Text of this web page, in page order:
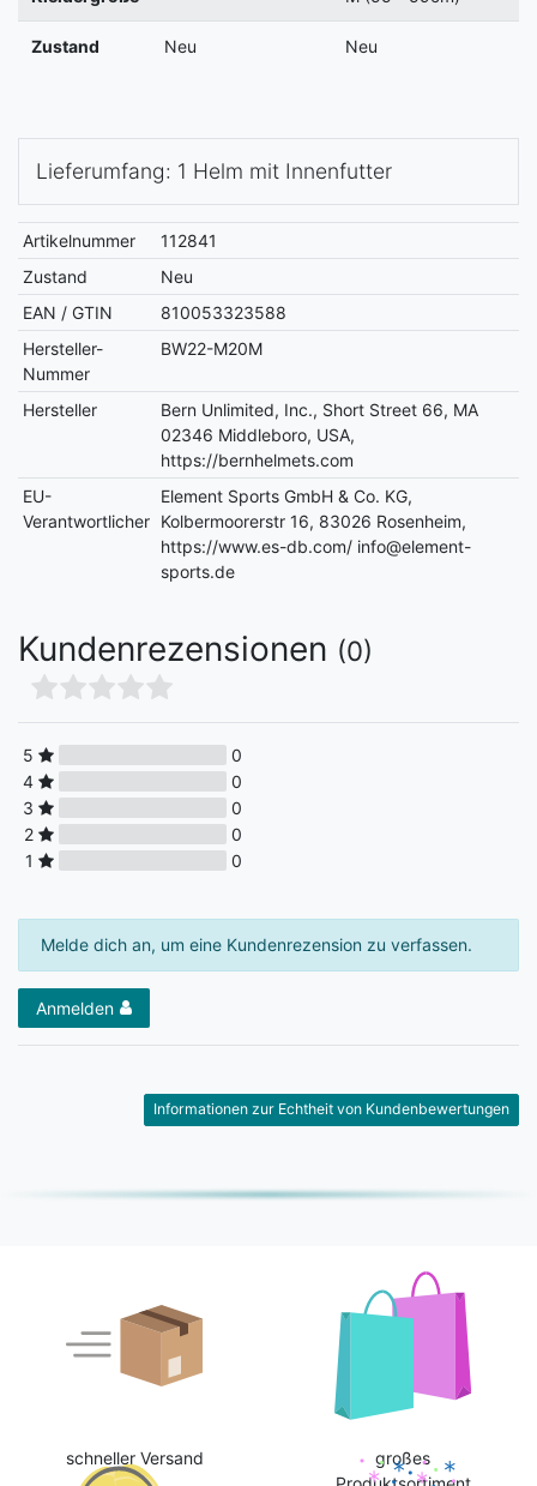
Zustand Neu Neu
Lieferumfang: 1 Helm mit Innenfutter
Artikelnummer
112841
Zustand
Neu
EAN / GTIN
810053323588
Hersteller-
Nummer
BW22-M20M
Hersteller
Bern Unlimited, Inc., Short Street 66, MA
02346 Middleboro, USA,
https://bernhelmets.com
EU-
Verantwortlicher
Element Sports GmbH & Co. KG,
Kolbermoorerstr 16, 83026 Rosenheim,
https://www.es-db.com/ info@element-
sports.de
Kundenrezensionen (0)
5
0
4
0
3
0
2
0
1
0
Melde dich an, um eine Kundenrezension zu verfassen.
Anmelden
Informationen zur Echtheit von Kundenbewertungen
schneller Versand
großes